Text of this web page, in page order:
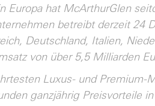
Europa hat McArthurGlen
betreibt derzeit 24
Deutschland, Italien,
von über 5,5 Milliarden
Luxus- und Premium-
ganzjährig Preisvorteile